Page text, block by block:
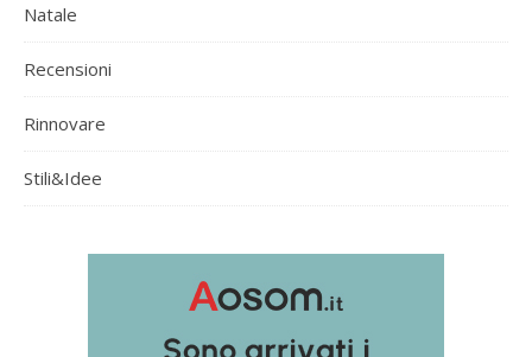
Natale
Recensioni
Rinnovare
Stili&Idee